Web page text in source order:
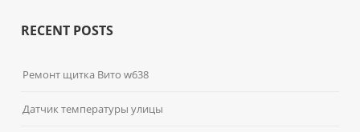
RECENT POSTS
Ремонт щитка Вито w638
Датчик температуры улицы